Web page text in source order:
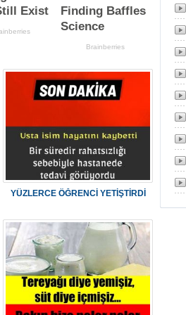
YÜZLERCE ÖĞRENCİ YETİŞTİRDİ